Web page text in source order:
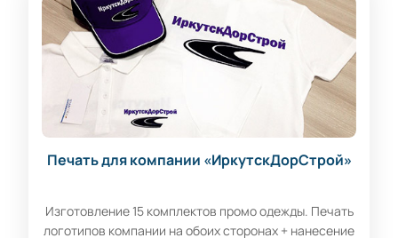
Печать для компании «ИркутскДорСтрой»
Изготовление 15 комплектов промо одежды. Печать
логотипов компании на обоих сторонах + нанесение